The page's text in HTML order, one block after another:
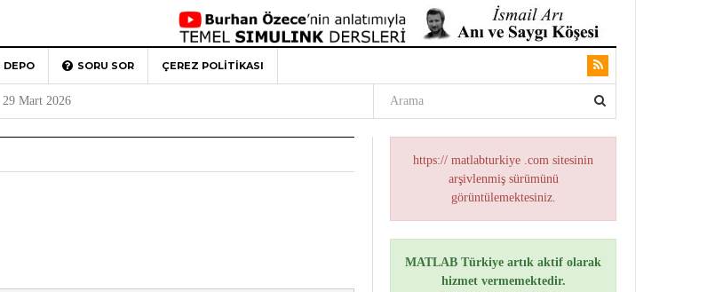
DEPO SORU SOR ÇEREZ POLITIKASI
4 Mayıs 2026
29 Mart 2026
https:// matlabturkiye .com sitesinin
arşivlenmiş sürümünü
görüntülemektesiniz.
MATLAB Türkiye artık aktif olarak
hizmet vermemektedir.